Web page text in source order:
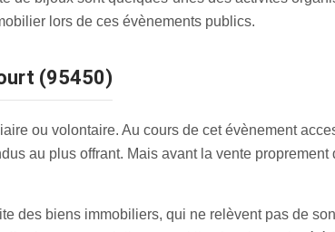
lors de ces évènements publics.
(95450)
ou volontaire. Au cours de cet évènement
au plus offrant. Mais avant la vente proprement
des biens immobiliers, qui ne relèvent pas de